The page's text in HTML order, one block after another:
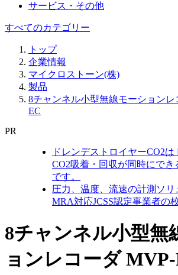
サービス・その他
すべてのカテゴリー
トップ
企業情報
マイクロストーン(株)
製品
8チャンネル小型無線モーションレ
EC
PR
ドレンデストロイヤーCO2
CO2吸着・回収が同時にで
です。
圧力、温度、流速の計測ソ
MRA対応JCSS認定事業者の
8チャンネル小型無
ョンレコーダ